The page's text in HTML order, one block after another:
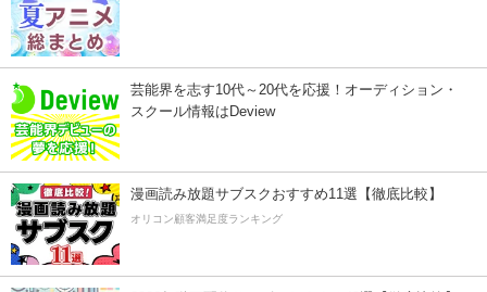
芸能界を志す10代～20代を応援！オーディション・
スクール情報はDeview
漫画読み放題サブスクおすすめ11選【徹底比較】
オリコン顧客満足度ランキング